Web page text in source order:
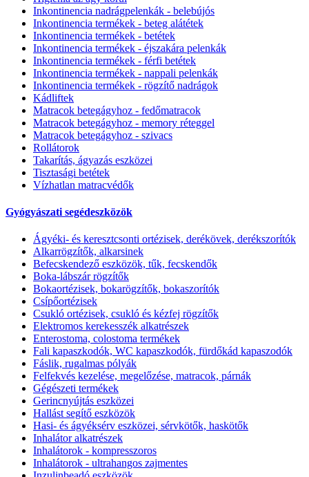
Inkontinencia nadrágpelenkák - belebújós
Inkontinencia termékek - beteg alátétek
Inkontinencia termékek - betétek
Inkontinencia termékek - éjszakára pelenkák
Inkontinencia termékek - férfi betétek
Inkontinencia termékek - nappali pelenkák
Inkontinencia termékek - rögzítő nadrágok
Kádliftek
Matracok betegágyhoz - fedőmatracok
Matracok betegágyhoz - memory réteggel
Matracok betegágyhoz - szivacs
Rollátorok
Takarítás, ágyazás eszközei
Tisztasági betétek
Vízhatlan matracvédők
Gyógyászati segédeszközök
Ágyéki- és keresztcsonti ortézisek, derékövek, derékszorítók
Alkarrögzítők, alkarsinek
Befecskendező eszközök, tűk, fecskendők
Boka-lábszár rögzítők
Bokaortézisek, bokarögzítők, bokaszorítók
Csípőortézisek
Csukló ortézisek, csukló és kézfej rögzítők
Elektromos kerekesszék alkatrészek
Enterostoma, colostoma termékek
Fali kapaszkodók, WC kapaszkodók, fürdőkád kapaszodók
Fáslik, rugalmas pólyák
Felfekvés kezelése, megelőzése, matracok, párnák
Gégészeti termékek
Gerincnyújtás eszközei
Hallást segítő eszközök
Hasi- és ágyéksérv eszközei, sérvkötők, haskötők
Inhalátor alkatrészek
Inhalátorok - kompresszoros
Inhalátorok - ultrahangos zajmentes